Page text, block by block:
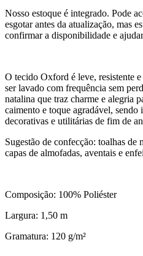
Nosso estoque é integrado. Pode
esgotar antes da atualização, mas
confirmar a disponibilidade e
O tecido Oxford é leve, resistente
ser lavado com frequência sem
natalina que traz charme e alegria
caimento e toque agradável, sendo
decorativas e utilitárias de fim de
Sugestão de confecção: toalhas de
capas de almofadas, aventais e
Composição: 100% Poliéster
Largura: 1,50 m
Gramatura: 120 g/m²